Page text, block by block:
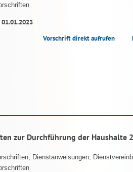
Vorschrift direkt aufrufen
zur Durchführung der Haushalte
Dienstanweisungen,